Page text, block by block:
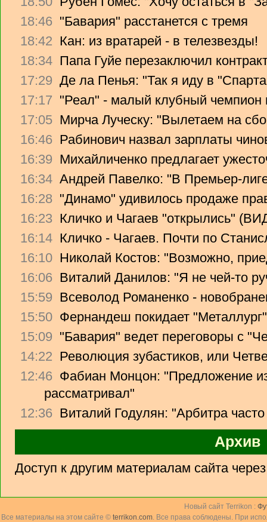
18:46 "Бавария" расстанется с тремя
18:42 Кан: из вратарей - в телезвезды!
18:34 Папа Гуйе перезаключил
17:29 Де ла Пенья: "Так я иду в
17:17 "Реал" - малый клубный чемпион
17:05 Мирча Луческу: "Вылетаем на
16:46 Рабинович назвал зарплаты
16:39 Михайличенко предлагает
16:34 Андрей Павелко: "В Премьер-
16:28 "Динамо" удивилось продаже
16:23 Кличко и Чагаев "открылись"
16:14 Кличко - Чагаев. Почти по
16:10 Николай Костов: "Возможно,
16:06 Виталий Данилов: "Я не чей-то
15:59 Всеволод Романенко -
15:50 Фернандеш покидает "Металлург"
15:09 "Бавария" ведет переговоры с
14:22 Революция зубастиков, или
12:46 Фабиан Монцон: "Предложение
рассматривал"
12:36 Виталий Годулян: "Арбитра
Архив
Доступ к другим материалам сайта
Новый сайт Terrikon :
Все материалы на этом сайте © terrikon.com. Все права соблюдены. При